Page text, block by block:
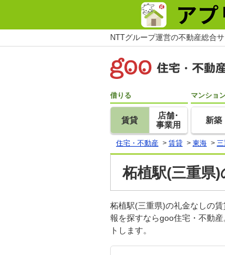
NTTグループ運営の不動産総合
借りる
賃貸
店舗･
事業用
マンショ
新築
住宅・不動産 > 賃貸 > 東海 >
柘植駅(三重県
柘植駅(三重県)の礼金なしの
報を探すならgoo住宅・不動
トします。